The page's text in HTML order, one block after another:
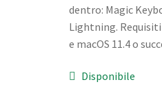
dentro: Magic
Lightning.
e macOS 11.4 o
Disponibile